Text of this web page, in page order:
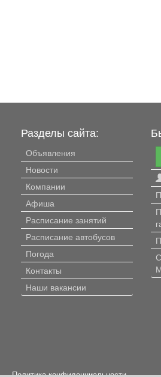
Разделы сайта:
Объявления
Новости
Компании
Афиша
Расписание занятий
Расписание автобусов
Погода
Контакты
Наши вакансии
Политика конфиденциальности